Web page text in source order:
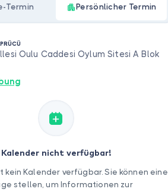
Termin Persönlicher Termin
Oulu Caddesi Oylum Sitesi A Blok
Kalender nicht verfügbar!
kein Kalender verfügbar. Sie können eine
stellen, um Informationen zur